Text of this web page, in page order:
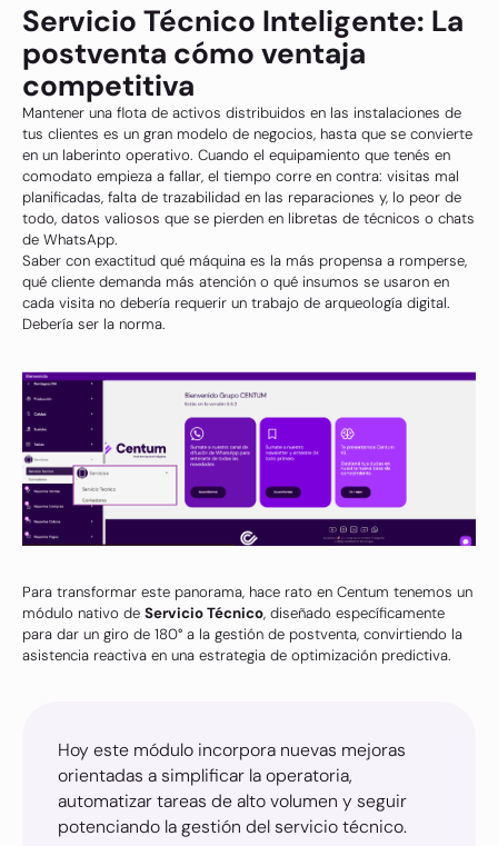
Servicio Técnico Inteligente: La
postventa cómo ventaja
competitiva
Mantener una flota de activos distribuidos en las instalaciones de
tus clientes es un gran modelo de negocios, hasta que se convierte
en un laberinto operativo. Cuando el equipamiento que tenés en
comodato empieza a fallar, el tiempo corre en contra: visitas mal
planificadas, falta de trazabilidad en las reparaciones y, lo peor de
todo, datos valiosos que se pierden en libretas de técnicos o chats
de WhatsApp.
Saber con exactitud qué máquina es la más propensa a romperse,
qué cliente demanda más atención o qué insumos se usaron en
cada visita no debería requerir un trabajo de arqueología digital.
Debería ser la norma.
Para transformar este panorama, hace rato en Centum tenemos un
módulo nativo de Servicio Técnico, diseñado específicamente
para dar un giro de 180° a la gestión de postventa, convirtiendo la
asistencia reactiva en una estrategia de optimización predictiva.
Hoy este módulo incorpora nuevas mejoras
orientadas a simplificar la operatoria,
automatizar tareas de alto volumen y seguir
potenciando la gestión del servicio técnico.